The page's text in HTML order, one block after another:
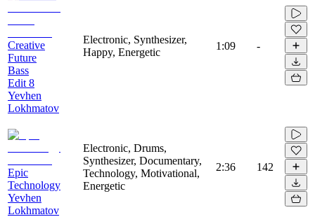
Creative
Future
Bass
Edit 8
Yevhen
Lokhmatov
Electronic, Synthesizer,
Happy, Energetic
1:09 -
Epic
Technology
Yevhen
Lokhmatov
Electronic, Drums,
Synthesizer, Documentary,
Technology, Motivational,
Energetic
2:36 142